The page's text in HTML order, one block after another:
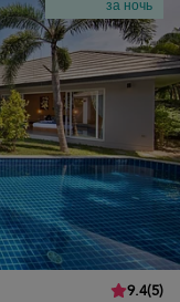
за ночь
9.4(5)